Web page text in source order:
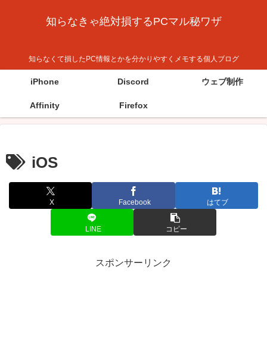
知らなきゃ絶対損するPCマル秘ワザ
知らなくて損したPC情報とかを分かりやすくメモする個人ブログ
iPhone Discord ウェブ制作
Affinity Firefox
iOS
X Facebook はてブ
LINE コピー
スポンサーリンク